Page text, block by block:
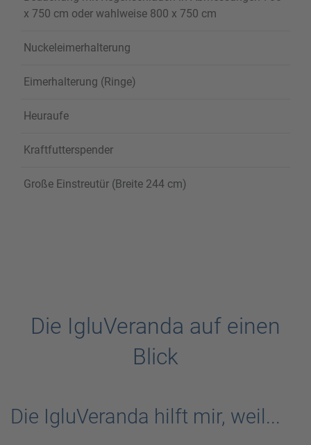
x 750 cm oder wahlweise 800 x 750 cm
Nuckeleimerhalterung
Eimerhalterung (Ringe)
Heuraufe
Kraftfutterspender
Große Einstreutür (Breite 244 cm)
Die IgluVeranda auf einen
Blick
Die IgluVeranda hilft mir, weil...